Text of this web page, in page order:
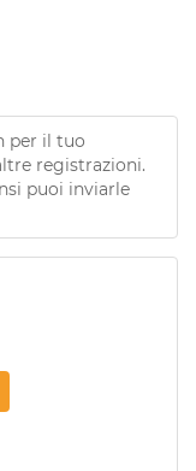
per il tuo
registrazioni.
puoi inviarle